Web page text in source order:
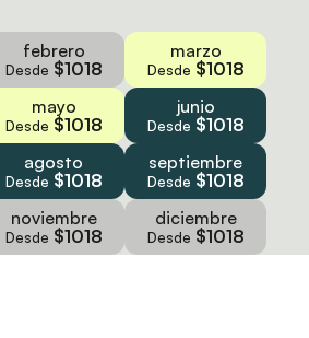
febrero
Desde $1018
marzo
Desde $1018
mayo
Desde $1018
junio
Desde $1018
agosto
Desde $1018
septiembre
Desde $1018
noviembre
Desde $1018
diciembre
Desde $1018